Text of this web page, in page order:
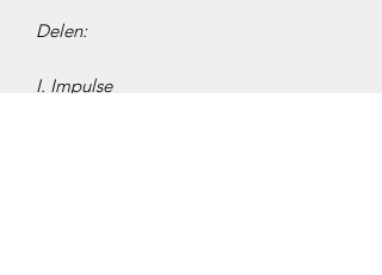
Delen:
I. Impulse